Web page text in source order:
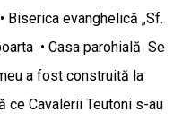
Biserica evanghelică „Sf.
• Casa parohială Se
a fost construită la
ce Cavalerii Teutoni s-au